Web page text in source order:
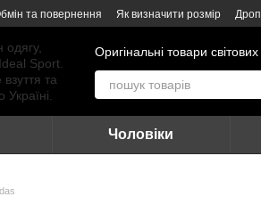
контенту
та повернення Як визначити розмір
Оригінальні товари
Чоловіки